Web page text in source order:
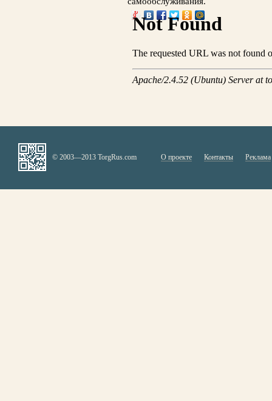
© 2003—2013 TorgRus.com О проекте Контакты Реклама